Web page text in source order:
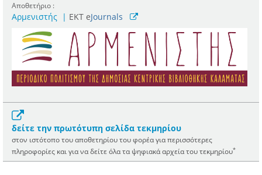
Αποθετήριο :
Αρμενιστής | ΕΚΤ eJournals
δείτε την πρωτότυπη σελίδα τεκμηρίου
στον ιστότοπο του αποθετηρίου του φορέα για περισσότερες
πληροφορίες και για να δείτε όλα τα ψηφιακά αρχεία του τεκμηρίου*